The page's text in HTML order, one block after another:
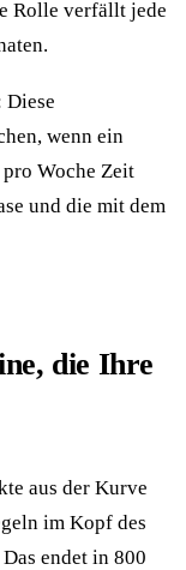
Rolle verfällt jede
Diese
wenn ein
Woche Zeit
und die mit dem
die Ihre
aus der Kurve
im Kopf des
endet in 800